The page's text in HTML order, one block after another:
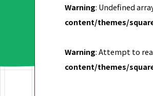
Warning: Undefined
content/themes/
Warning: Attempt to
content/themes/